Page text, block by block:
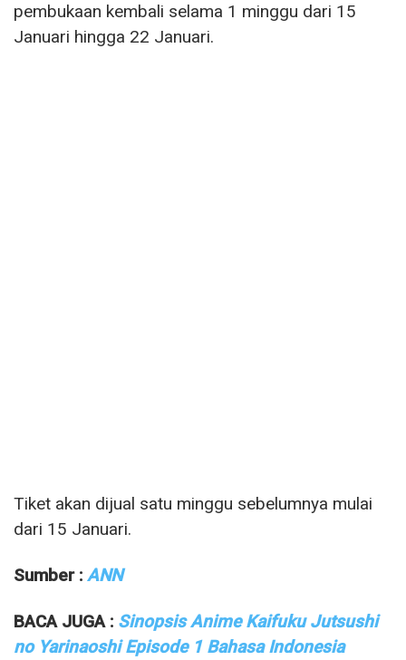
pembukaan kembali selama 1 minggu dari 15
Januari hingga 22 Januari.
Tiket akan dijual satu minggu sebelumnya mulai
dari 15 Januari.
Sumber : ANN
BACA JUGA : Sinopsis Anime Kaifuku Jutsushi
no Yarinaoshi Episode 1 Bahasa Indonesia